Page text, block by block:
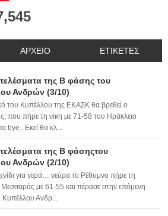
ΑΡΧΕΙΟ ΕΤΙΚΕΤΕΣ
της Β φάσης του
Ανδρών (3/10)
του Κυπέλλου της ΕΚΑΣΚ θα βρεθεί ο
που πήρε τη νίκη με 71-58 του Ηράκλειο
bye . Εκεί θα κλ...
της Β φάσηςτου
Ανδρών (2/10)
για γερά… νεύρα το Ρέθυμνο πήρε τη
Μεσσαράς με 61-55 και πέρασε στην επόμενη
Ανδρ...